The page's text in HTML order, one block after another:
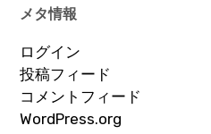
メタ情報
ログイン
投稿フィード
コメントフィード
WordPress.org